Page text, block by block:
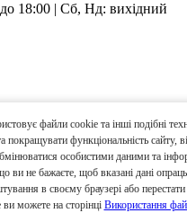
файли cookie та інші подібні
покращувати функціональність сайту,
особистими даними та
ви не бажаєте, щоб вказані дані
в своєму браузері або
ви можете на сторінці Використання
18:00 | Сб, Нд: вихідний